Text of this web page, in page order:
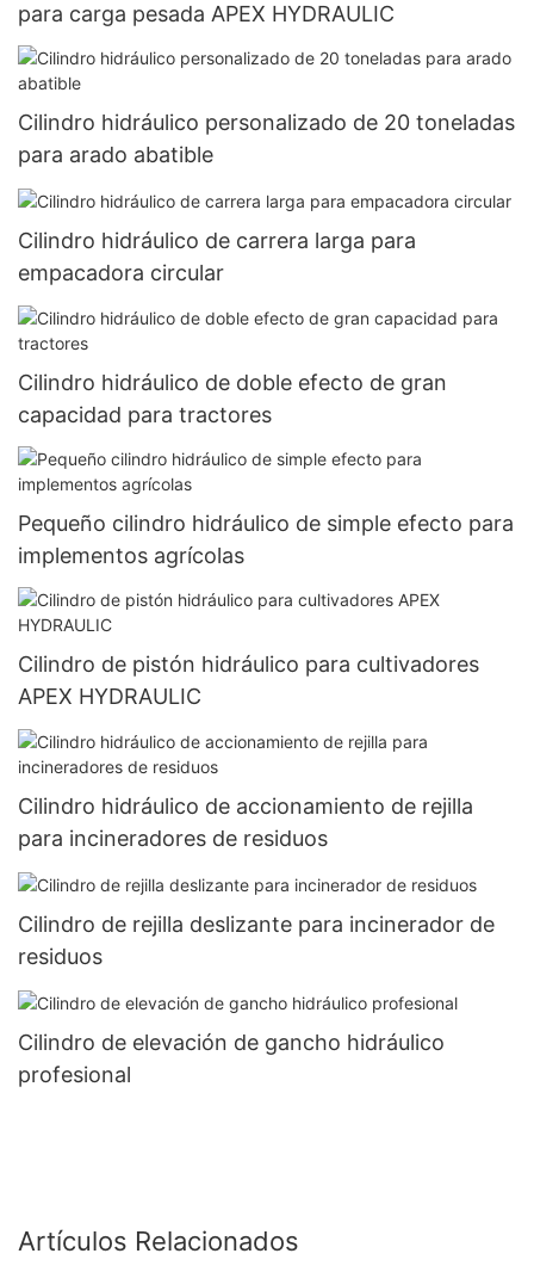
para carga pesada APEX HYDRAULIC
Cilindro hidráulico personalizado de 20 toneladas
para arado abatible
Cilindro hidráulico de carrera larga para
empacadora circular
Cilindro hidráulico de doble efecto de gran
capacidad para tractores
Pequeño cilindro hidráulico de simple efecto para
implementos agrícolas
Cilindro de pistón hidráulico para cultivadores
APEX HYDRAULIC
Cilindro hidráulico de accionamiento de rejilla
para incineradores de residuos
Cilindro de rejilla deslizante para incinerador de
residuos
Cilindro de elevación de gancho hidráulico
profesional
Artículos Relacionados